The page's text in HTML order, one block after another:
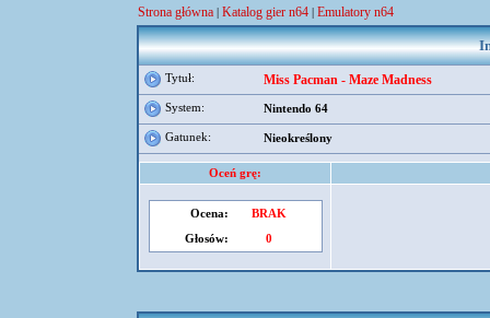
Strona główna | Katalog gier n64 | Emulatory n64
Tytuł: Miss Pacman - Maze Madness
System: Nintendo 64
Gatunek: Nieokreślony
Oceń grę:
Ocena:
BRAK
Głosów:
0